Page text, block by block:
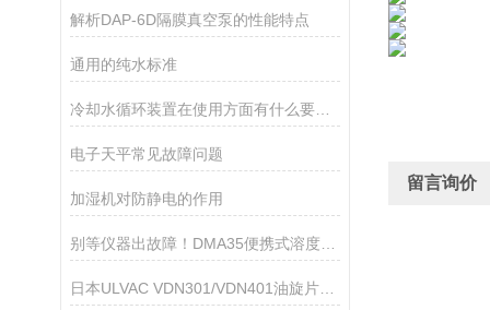
解析DAP-6D隔膜真空泵的性能特点
通用的纯水标准
冷却水循环装置在使用方面有什么要领呢？
电子天平常见故障问题
加湿机对防静电的作用
日本ULVAC VDN301/VDN401油旋片式真空泵
留言询价